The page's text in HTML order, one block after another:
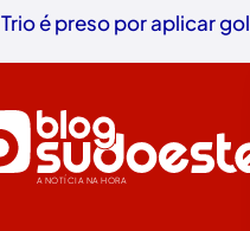
Trio é preso por aplicar
A NOTÍCIA NA HORA